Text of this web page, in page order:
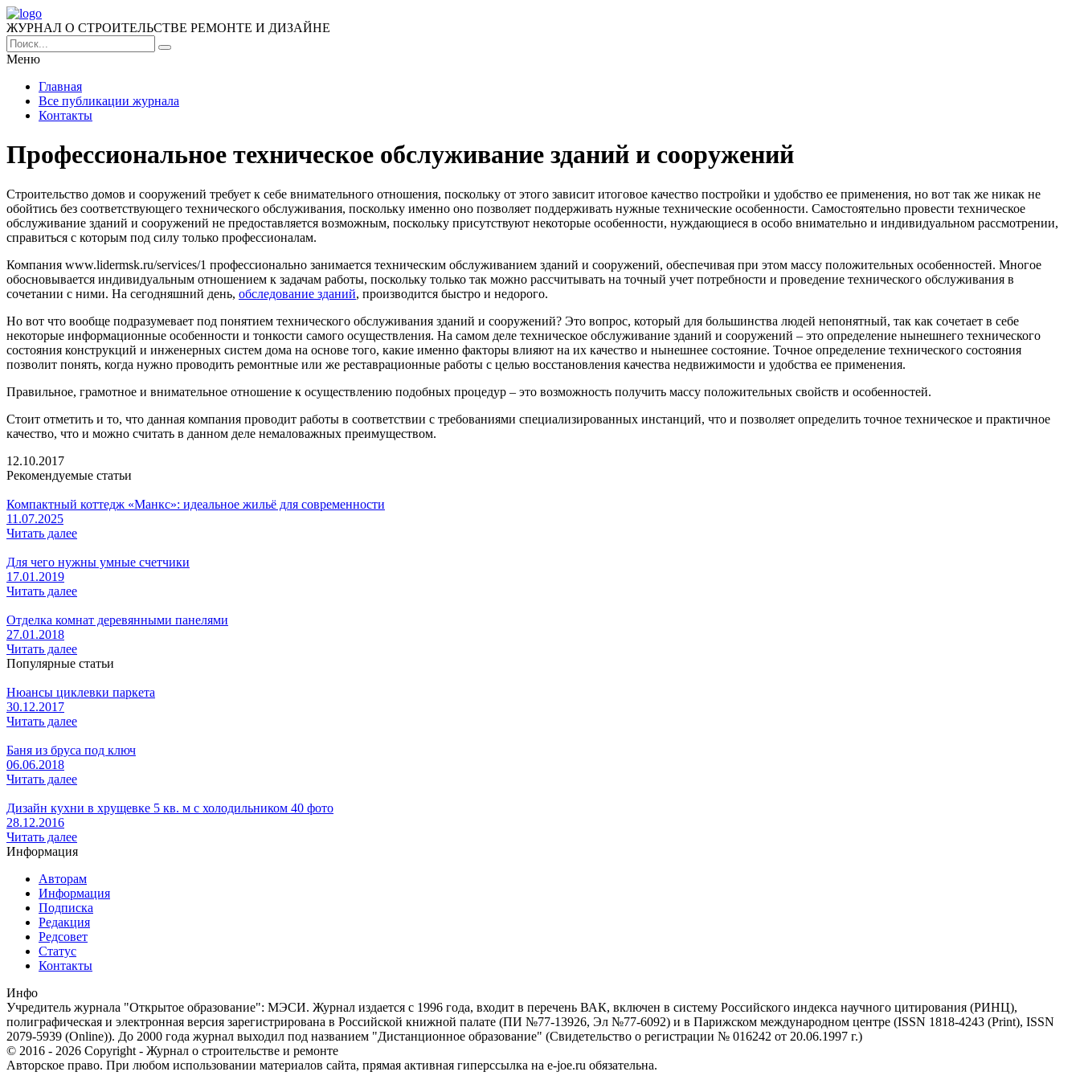
ЖУРНАЛ О СТРОИТЕЛЬСТВЕ РЕМОНТЕ И ДИЗАЙНЕ
Меню
Главная
Все публикации журнала
Контакты
Профессиональное техническое обслуживание зданий и сооружений
Строительство домов и сооружений требует к себе внимательного отношения, поскольку от этого зависит итоговое качество постройки и удобство ее применения, но вот так же никак не
обойтись без соответствующего технического обслуживания, поскольку именно оно позволяет поддерживать нужные технические особенности. Самостоятельно провести техническое
обслуживание зданий и сооружений не предоставляется возможным, поскольку присутствуют некоторые особенности, нуждающиеся в особо внимательно и индивидуальном рассмотрении,
справиться с которым под силу только профессионалам.
Компания www.lidermsk.ru/services/1 профессионально занимается техническим обслуживанием зданий и сооружений, обеспечивая при этом массу положительных особенностей. Многое
обосновывается индивидуальным отношением к задачам работы, поскольку только так можно рассчитывать на точный учет потребности и проведение технического обслуживания в
сочетании с ними. На сегодняшний день, обследование зданий, производится быстро и недорого.
Но вот что вообще подразумевает под понятием технического обслуживания зданий и сооружений? Это вопрос, который для большинства людей непонятный, так как сочетает в себе
некоторые информационные особенности и тонкости самого осуществления. На самом деле техническое обслуживание зданий и сооружений – это определение нынешнего технического
состояния конструкций и инженерных систем дома на основе того, какие именно факторы влияют на их качество и нынешнее состояние. Точное определение технического состояния
позволит понять, когда нужно проводить ремонтные или же реставрационные работы с целью восстановления качества недвижимости и удобства ее применения.
Правильное, грамотное и внимательное отношение к осуществлению подобных процедур – это возможность получить массу положительных свойств и особенностей.
Стоит отметить и то, что данная компания проводит работы в соответствии с требованиями специализированных инстанций, что и позволяет определить точное техническое и практичное
качество, что и можно считать в данном деле немаловажных преимуществом.
12.10.2017
Рекомендуемые статьи
Компактный коттедж «Манкс»: идеальное жильё для современности
11.07.2025
Читать далее
Для чего нужны умные счетчики
17.01.2019
Читать далее
Отделка комнат деревянными панелями
27.01.2018
Читать далее
Популярные статьи
Нюансы циклевки паркета
30.12.2017
Читать далее
Баня из бруса под ключ
06.06.2018
Читать далее
Дизайн кухни в хрущевке 5 кв. м с холодильником 40 фото
28.12.2016
Читать далее
Информация
Авторам
Информация
Подписка
Редакция
Редсовет
Статус
Контакты
Инфо
Учредитель журнала "Открытое образование": МЭСИ. Журнал издается с 1996 года, входит в перечень ВАК, включен в систему Российского индекса научного цитирования (РИНЦ),
полиграфическая и электронная версия зарегистрирована в Российской книжной палате (ПИ №77-13926, Эл №77-6092) и в Парижском международном центре (ISSN 1818-4243 (Print), ISSN
2079-5939 (Online)). До 2000 года журнал выходил под названием "Дистанционное образование" (Свидетельство о регистрации № 016242 от 20.06.1997 г.)
© 2016 - 2026 Copyright - Журнал о строительстве и ремонте
Авторское право. При любом использовании материалов сайта, прямая активная гиперссылка на e-joe.ru обязательна.